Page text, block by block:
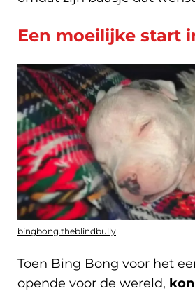
Een moeilijke start
bingbong.theblindbully
Toen Bing Bong voor het
opende voor de wereld,